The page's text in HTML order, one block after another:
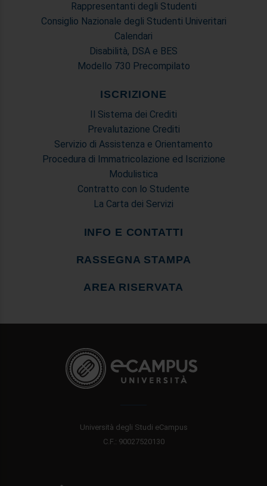
Rappresentanti degli Studenti
Consiglio Nazionale degli Studenti Univeritari
Calendari
Disabilità, DSA e BES
Modello 730 Precompilato
ISCRIZIONE
Il Sistema dei Crediti
Prevalutazione Crediti
Servizio di Assistenza e Orientamento
Procedura di Immatricolazione ed Iscrizione
Modulistica
Contratto con lo Studente
La Carta dei Servizi
INFO E CONTATTI
RASSEGNA STAMPA
AREA RISERVATA
Università degli Studi eCampus
C.F.: 90027520130